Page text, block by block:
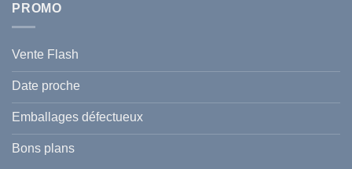
PROMO
Vente Flash
Date proche
Emballages défectueux
Bons plans